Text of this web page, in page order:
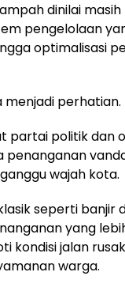
dinilai
pengelolaan
optimalisasi
menjadi perhatian.
partai politik dan
wajah kota.
seperti banjir
yang
kondisi jalan
warga.